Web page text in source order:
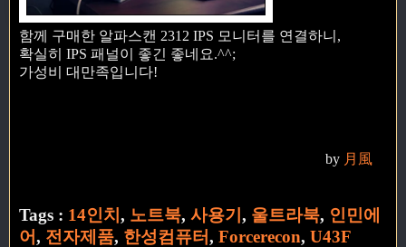
함께 구매한 알파스캔 2312 IPS 모니터를 연결하니,
확실히 IPS 패널이 좋긴 좋네요.^^;
가성비 대만족입니다!
by 月風
Tags : 14인치 , 노트북, 사용기 , 울트라북, 인민에
어, 전자제품, 한성컴퓨터, Forcerecon, U43F